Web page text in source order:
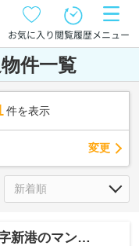
お気に入り閲覧履歴メニュー
件一覧
件を表示
変更
のマンション